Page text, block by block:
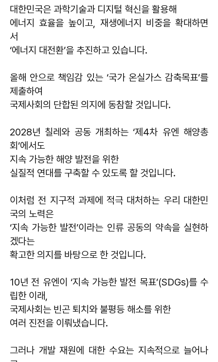
대한민국은 과학기술과 디지털 혁신을 활용해
에너지 효율을 높이고, 재생에너지 비중을 확대하면
서
‘에너지 대전환’을 추진하고 있습니다.
올해 안으로 책임감 있는 ‘국가 온실가스 감축목표’를
제출하여
국제사회의 단합된 의지에 동참할 것입니다.
2028년 칠레와 공동 개최하는 ‘제4차 유엔 해양총
회’에서도
지속 가능한 해양 발전을 위한
실질적 연대를 구축할 수 있도록 할 것입니다.
이처럼 전 지구적 과제에 적극 대처하는 우리 대한민
국의 노력은
‘지속 가능한 발전’이라는 인류 공동의 약속을 실현하
겠다는
확고한 의지를 바탕으로 한 것입니다.
10년 전 유엔이 ‘지속 가능한 발전 목표’(SDGs)를 수
립한 이래,
국제사회는 빈곤 퇴치와 불평등 해소를 위한
여러 진전을 이뤄냈습니다.
그러나 개발 재원에 대한 수요는 지속적으로 늘어나